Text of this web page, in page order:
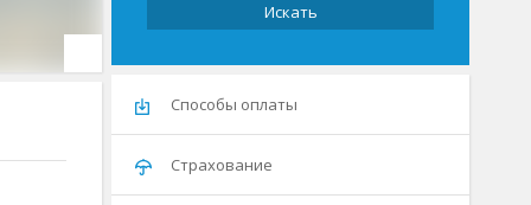
Искать
Способы оплаты
Страхование